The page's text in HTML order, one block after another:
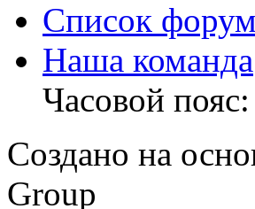
Список
Наша команда
Часовой
Создано на
Group